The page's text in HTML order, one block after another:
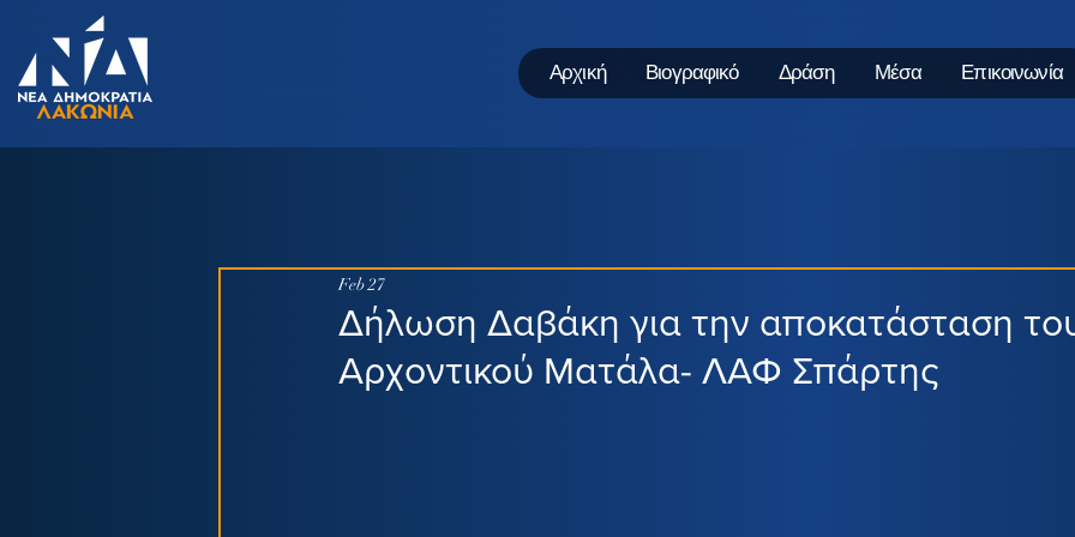
Αρχική Βιογραφικό Δράση Μέσα Επικοινωνία
Δήλωση Δαβάκη για την αποκατάσταση
Αρχοντικού Ματάλα- ΛΑΦ Σπάρτης
Feb 27